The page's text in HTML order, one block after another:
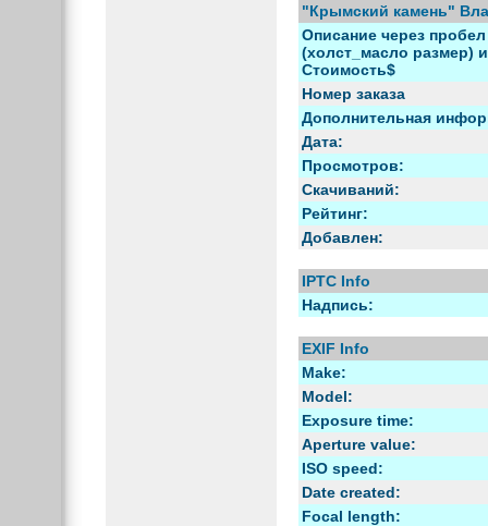
"Крымский камень"
Описание через
(холст_масло размер) и
Стоимость$
Номер заказа
Дополнительная
Дата:
Просмотров:
Скачиваний:
Рейтинг:
Добавлен:
IPTC Info
Надпись:
EXIF Info
Make:
Model:
Exposure time:
Aperture value:
ISO speed:
Date created:
Focal length: